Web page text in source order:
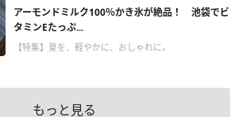
アーモンドミルク100％かき氷が絶品！ 池袋でビ
タミンEたっぷ...
【特集】夏を、軽やかに、おしゃれに。
もっと見る